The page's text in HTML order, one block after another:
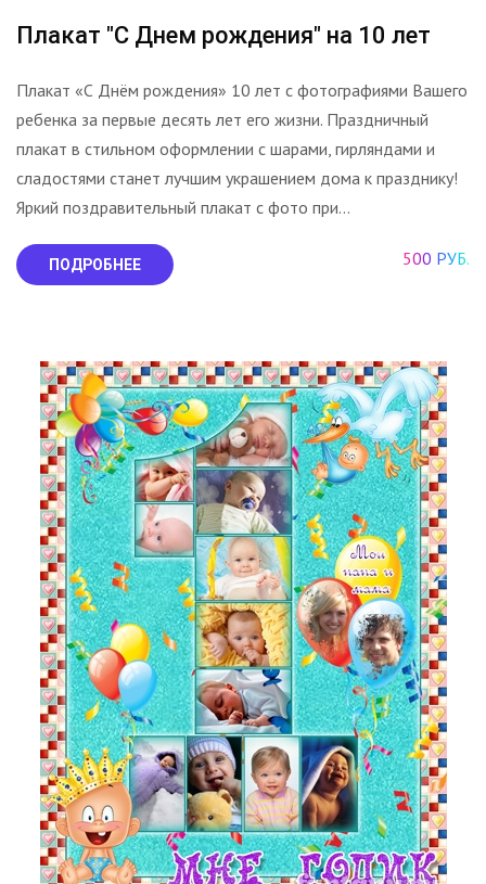
Плакат "С Днем рождения" на 10 лет
Плакат «С Днём рождения» 10 лет с фотографиями Вашего
ребенка за первые десять лет его жизни. Праздничный
плакат в стильном оформлении с шарами, гирляндами и
сладостями станет лучшим украшением дома к празднику!
Яркий поздравительный плакат с фото при...
ПОДРОБНЕЕ 500 РУБ.